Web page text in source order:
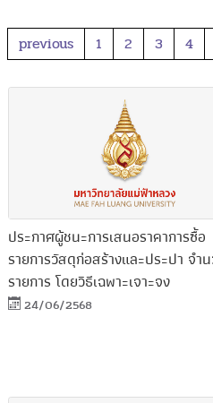
previous 1 2 3 4
ประกาศผู้ชนะการเสนอราคาการซื้อ
รายการวัสดุก่อสร้างและประปา จำ
รายการ โดยวิธีเฉพาะเจาะจง
24/06/2568